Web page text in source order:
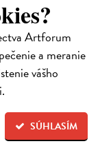
Artforum
a meranie
vášho
SÚHLASÍM
Harukiho
z roku 1980 a
světa & Hard-